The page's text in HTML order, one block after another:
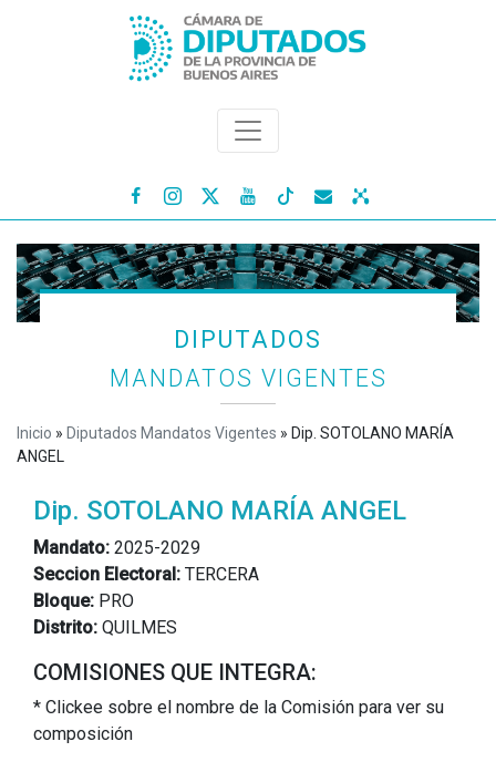
   
DIPUTADOS
MANDATOS VIGENTES
Inicio » Diputados Mandatos Vigentes » Dip. SOTOLANO MARÍA
ANGEL
Dip. SOTOLANO MARÍA ANGEL
Mandato: 2025-2029
Seccion Electoral: TERCERA
Bloque: PRO
Distrito: QUILMES
COMISIONES QUE INTEGRA:
* Clickee sobre el nombre de la Comisión para ver su
composición